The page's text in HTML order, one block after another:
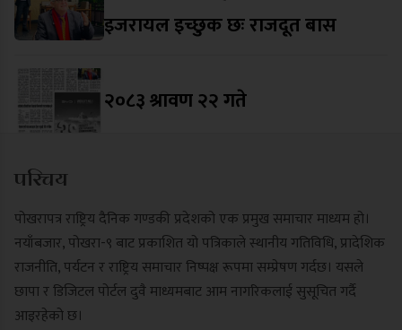
इजरायल इच्छुक छः राजदूत बास
२०८३ श्रावण २२ गते
परिचय
पोखरापत्र राष्ट्रिय दैनिक गण्डकी प्रदेशको एक प्रमुख समाचार माध्यम हो।
नयाँबजार, पोखरा-९ बाट प्रकाशित यो पत्रिकाले स्थानीय गतिविधि, प्रादेशिक
राजनीति, पर्यटन र राष्ट्रिय समाचार निष्पक्ष रूपमा सम्प्रेषण गर्दछ। यसले
छापा र डिजिटल पोर्टल दुवै माध्यमबाट आम नागरिकलाई सुसूचित गर्दै
आइरहेको छ।